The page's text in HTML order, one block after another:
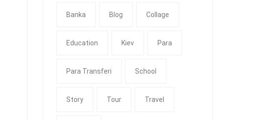
Banka Blog Collage
Education Kiev Para
Para Transferi School
Story Tour Travel